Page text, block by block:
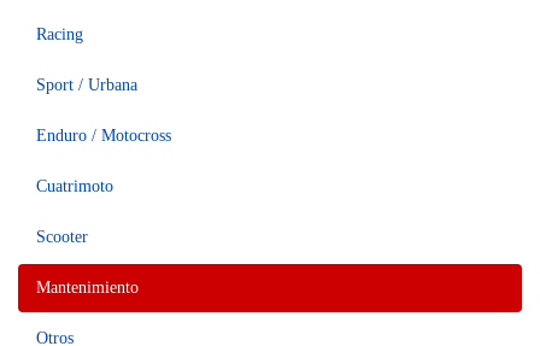
Racing
Sport / Urbana
Enduro / Motocross
Cuatrimoto
Scooter
Mantenimiento
Otros